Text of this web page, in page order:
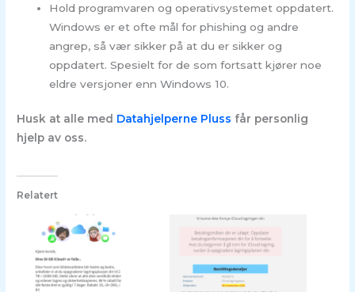
Hold programvaren og operativsystemet oppdatert.
Windows er et ofte mål for phishing og andre
angrep, så vær sikker på at du er sikker og
oppdatert. Spesielt for de som fortsatt kjører noe
eldre versjoner enn Windows 10.
Husk at alle med Datahjelperne Pluss får personlig
hjelp av oss.
Relatert